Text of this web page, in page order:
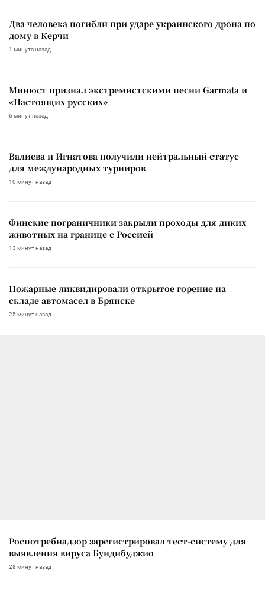
Два человека погибли при ударе украинского дрона по
дому в Керчи
1 минута назад
Минюст признал экстремистскими песни Garmata и
«Настоящих русских»
6 минут назад
Валиева и Игнатова получили нейтральный статус
для международных турниров
10 минут назад
Финские пограничники закрыли проходы для диких
животных на границе с Россией
13 минут назад
Пожарные ликвидировали открытое горение на
складе автомасел в Брянске
25 минут назад
Роспотребнадзор зарегистрировал тест-систему для
выявления вируса Бундибуджио
28 минут назад